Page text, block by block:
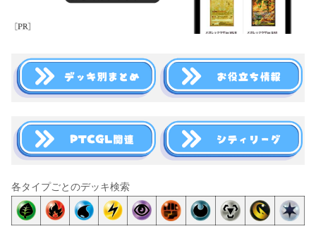
各タイプごとのデッキ検索